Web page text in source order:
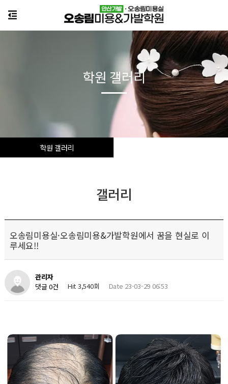
학원 갤러리
학원 갤러리
갤러리
오송림미용실·오송림미용&가발학원에서 꿈을 현실로 이
루세요!!
관리자
댓글 0건
Hit 3,540회 Date 23-03-29 06:53